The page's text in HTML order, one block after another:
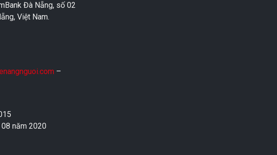
Đà Nẵng, số 02
Việt Nam.
–
năm 2020